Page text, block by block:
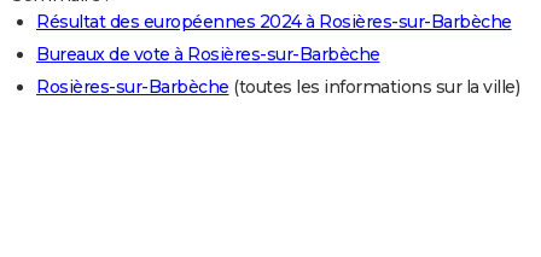
Art de vivre
Bien-être
Loisirs
Mode
Modes de vie
SANTE
Alimentation
Guide de la santé
Maladies
Médicaments
Sommeil
VOYAGE
Résultat des européennes 2024 à Rosières-sur-Barbèche
Bureaux de vote à Rosières-sur-Barbèche
Rosières-sur-Barbèche (toutes les informations sur la ville)